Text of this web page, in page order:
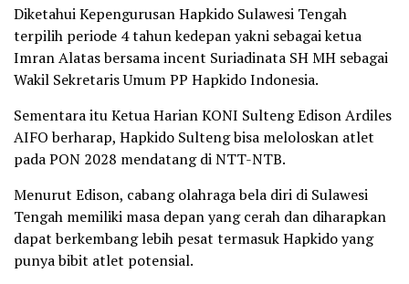
Diketahui Kepengurusan Hapkido Sulawesi Tengah
terpilih periode 4 tahun kedepan yakni sebagai ketua
Imran Alatas bersama incent Suriadinata SH MH sebagai
Wakil Sekretaris Umum PP Hapkido Indonesia.
Sementara itu Ketua Harian KONI Sulteng Edison Ardiles
AIFO berharap, Hapkido Sulteng bisa meloloskan atlet
pada PON 2028 mendatang di NTT-NTB.
Menurut Edison, cabang olahraga bela diri di Sulawesi
Tengah memiliki masa depan yang cerah dan diharapkan
dapat berkembang lebih pesat termasuk Hapkido yang
punya bibit atlet potensial.